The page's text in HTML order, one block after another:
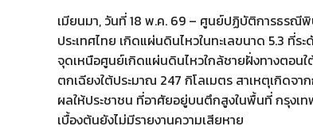
เมียนมา, วันที่ 18 พ.ค. 69 – ศูนย์ปฏิบัติการธรณีพิ
ประเทศไทย เกิดแผ่นดินไหวในทะเลขนาด 5.3 ที่
จุดเหนือศูนย์เกิดแผ่นดินไหวใกล้ชายฝั่งทางตอนใ
ตกเฉียงใต้ประมาณ 247 กิโลเมตร สาเหตุเกิดจ
ผลให้ประชาชน ที่อาศัยอยู่บนตึกสูงในพื้นที่ กรุงเท
เบื้องต้นยังไม่มีรายงานความเสียหาย